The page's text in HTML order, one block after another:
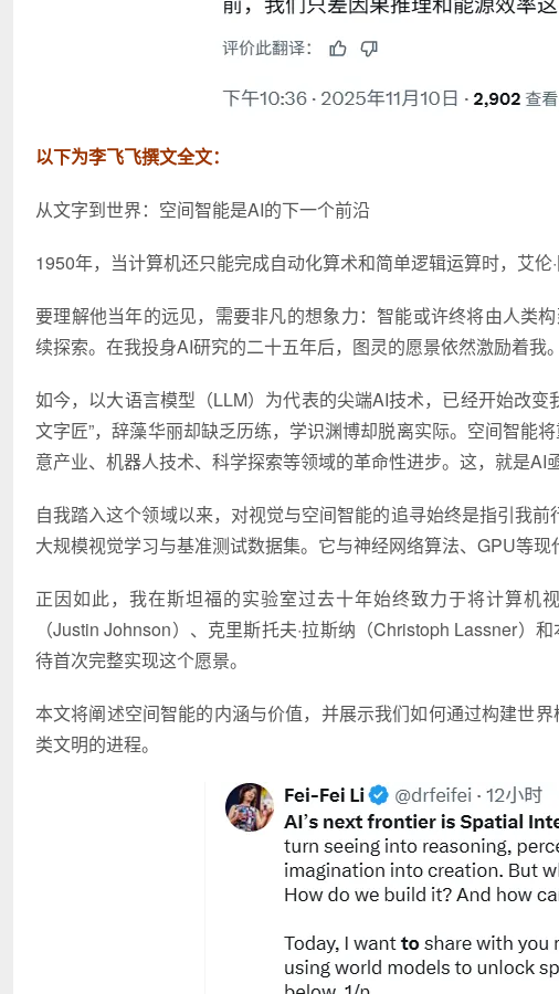
以下为李飞飞撰文全文：
从文字到世界：空间智能是AI的下一个前沿
1950年，当计算机还只能完成自动化算术和简单逻辑运算时，艾
要理解他当年的远见，需要非凡的想象力：智能或许终将由人类
续探索。在我投身AI研究的二十五年后，图灵的愿景依然激励着我
如今，以大语言模型（LLM）为代表的尖端AI技术，已经开始改
文字匠”，辞藻华丽却缺乏历练，学识渊博却脱离实际。空间智能
意产业、机器人技术、科学探索等领域的革命性进步。这，就是AI
自我踏入这个领域以来，对视觉与空间智能的追寻始终是指引我
大规模视觉学习与基准测试数据集。它与神经网络算法、GPU等现
正因如此，我在斯坦福的实验室过去十年始终致力于将计算机
（Justin Johnson）、克里斯托夫·拉斯纳（Christoph Lassner）
待首次完整实现这个愿景。
本文将阐述空间智能的内涵与价值，并展示我们如何通过构建世
类文明的进程。